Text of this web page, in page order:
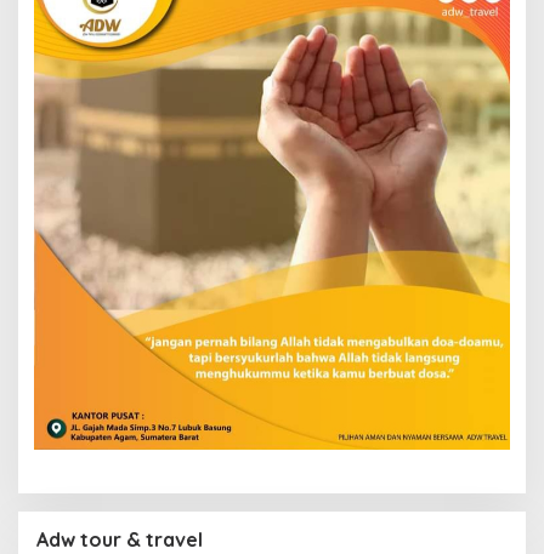
Adw tour & travel